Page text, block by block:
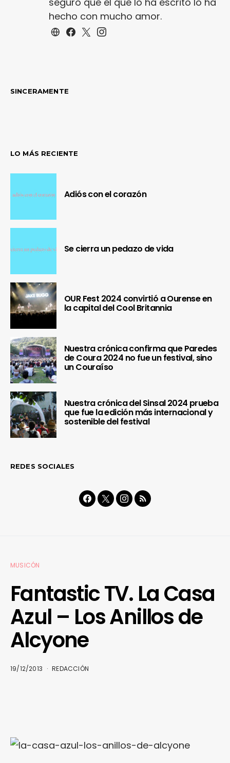
hecho con mucho amor.
SINCERAMENTE
LO MÁS RECIENTE
Adiós con el corazón
Se cierra un pedazo de vida
OUR Fest 2024 convirtió a Ourense en
la capital del Cool Britannia
Nuestra crónica confirma que Paredes
de Coura 2024 no fue un festival, sino
un Couraíso
Nuestra crónica del Sinsal 2024 prueba
que fue la edición más internacional y
sostenible del festival
REDES SOCIALES
MUSICÓN
Fantastic TV. La Casa
Azul – Los Anillos de
Alcyone
19/12/2013 REDACCIÓN